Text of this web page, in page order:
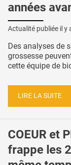
années
Actualité publiée il y
Des analyses de
grossesse
cette équipe de
LIRE LA SUITE
COEUR et
frappe les